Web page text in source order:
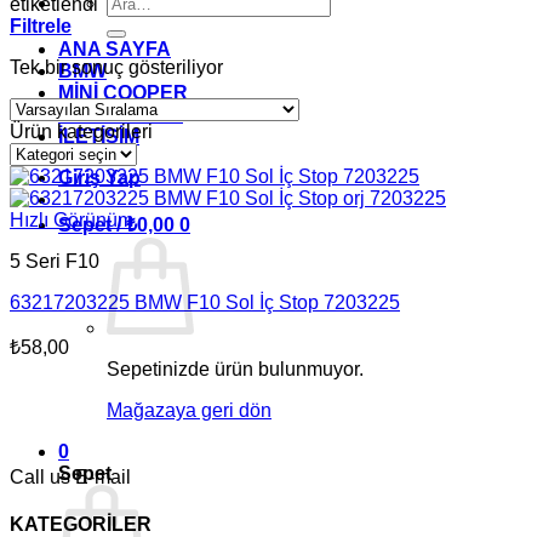
ANA SAYFA
BMW
MİNİ COOPER
HAKKIMIZDA
İLETİŞİM
Giriş Yap
Sepet /₺0,00 0
Sepetinizde ürün bulunmuyor.
Mağazaya geri dön
0
Sepet
etiketlendi
Filtrele
Tek bir sonuç gösteriliyor
Ürün kategorileri
Hızlı Görünüm
5 Seri F10
63217203225 BMW F10 Sol İç Stop 7203225
₺58,00
Call us E-mail
KATEGORİLER